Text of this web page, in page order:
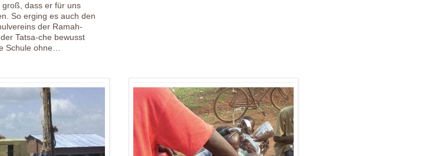
groß, dass er für uns
So erging es auch den
der Ramah-
Tatsa-che bewusst
Schule ohne…